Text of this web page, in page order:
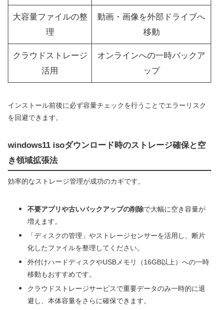
大容量ファイルの整
理
動画・画像を外部ドライブへ
移動
クラウドストレージ
活用
オンラインへの一時バックア
ップ
インストール前後に必ず容量チェックを行うことでエラーリスク
を回避できます。
windows11 isoダウンロード時のストレージ確保と空
き領域拡張法
効率的なストレージ管理が成功のカギです。
不要アプリや古いバックアップの削除で大幅に空き容量が
増えます。
「ディスクの管理」やストレージセンサーを活用し、断片
化したファイルを整理してください。
外付けハードディスクやUSBメモリ（16GB以上）への一時
移動もおすすめです。
クラウドストレージサービスで重要データのみ一時的に退
避し、本体容量をさらに確保できます。